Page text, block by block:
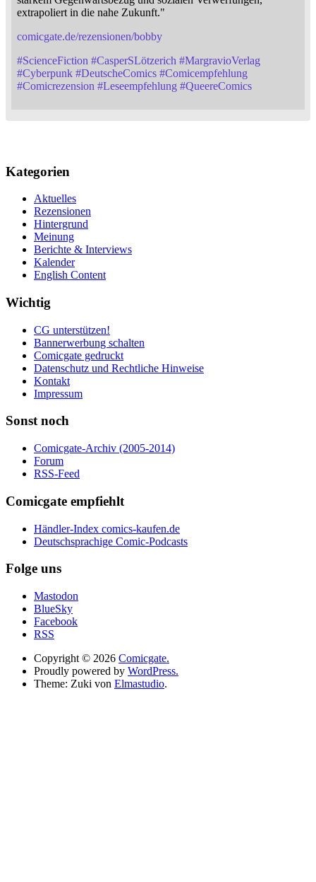
extrapoliert in die nahe Zukunft."
comicgate.de/rezensionen/bobby
#ScienceFiction #CasperSLötzerich #MargravioVerlag
#Cyberpunk #DeutscheComics #Comicempfehlung
#Comicrezension #Leseempfehlung #QueereComics
Kategorien
Aktuelles
Rezensionen
Hintergrund
Meinung
Berichte & Interviews
Kalender
English Content
Wichtig
CG unterstützen!
Bannerwerbung schalten
Comicgate gedruckt
Datenschutz und Rechtliche Hinweise
Kontakt
Impressum
Sonst noch
Comicgate-Archiv (2005-2014)
Forum
RSS-Feed
Comicgate empfiehlt
Händler-Index comics-kaufen.de
Deutschsprachige Comic-Podcasts
Folge uns
Mastodon
BlueSky
Facebook
RSS
Copyright © 2026 Comicgate.
Proudly powered by WordPress.
Theme: Zuki von Elmastudio.